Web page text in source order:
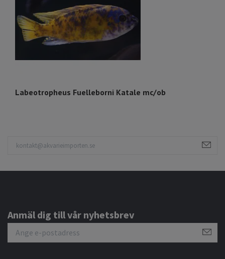
Labeotropheus Fuelleborni Katale mc/ob
Anmäl dig till vår nyhetsbrev